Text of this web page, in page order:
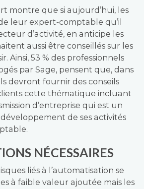
montre que si aujourd’hui, les
leur expert-comptable qu’il
d’activité, en anticipe les
aussi être conseillés sur les
Ainsi, 53 % des professionnels
par Sage, pensent que, dans
devront fournir des conseils
cette thématique incluant
d’entreprise qui est un
de ses activités
NÉCESSAIRES
liés à l’automatisation se
à faible valeur ajoutée mais les